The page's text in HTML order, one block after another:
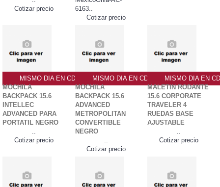
Cotizar precio
6163..
Cotizar precio
MISMO DIA EN CDMX
MOCHILA
BACKPACK 15.6
INTELLEC
ADVANCED PARA
PORTATIL NEGRO
..
Cotizar precio
MISMO DIA EN CDMX
MOCHILA
BACKPACK 15.6
ADVANCED
METROPOLITAN
CONVERTIBLE
NEGRO
..
Cotizar precio
MISMO DIA EN
MALETIN RODANTE
15.6 CORPORATE
TRAVELER 4
RUEDAS BASE
AJUSTABLE
..
Cotizar precio